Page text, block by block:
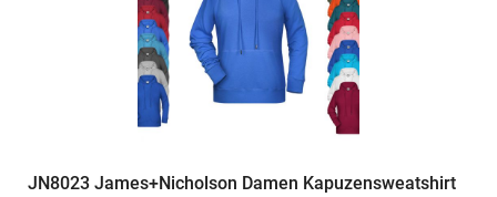
JN8023 James+Nicholson Damen Kapuzensweatshirt